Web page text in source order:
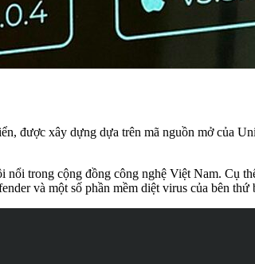
được xây dựng dựa trên mã nguồn mở của
trong cộng đồng công nghệ Việt Nam. Cụ
và một số phần mềm diệt virus của bên thứ